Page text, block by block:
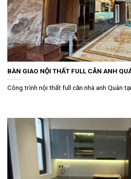
BÀN GIAO NỘI THẤT FULL CĂN ANH
Công trình nội thất full căn nhà anh Quân